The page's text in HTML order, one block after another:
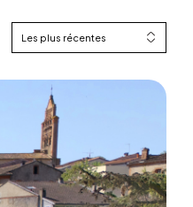
Les plus récentes